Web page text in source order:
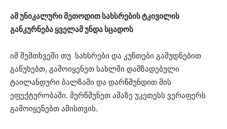
ამ უნიკალური მეთოდით სახსრების ტკივილის
განკურნება ყველამ უნდა სცადოს
იმ შემთხვეში თუ სახსრები და კუნთები გამუდნებით
გაწუხებთ, გამოიყენეთ სახლში დამზადებული
ტაილანდური ბალზამი და დარწმუნდით მის
ეფექტურობაში. მერწმუნეთ ამაზე უკეთესს ვერაფერს
გამოიყენებთ ამისთვის.